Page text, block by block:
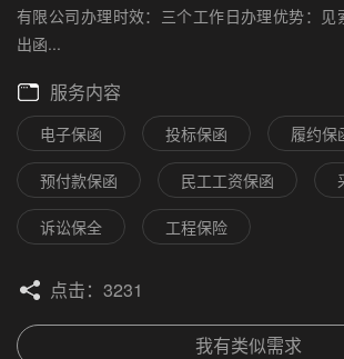
有限公司办理时效：三个工作日办理优势：见
出函...
服务内容
电子保函 投标保函 履约保
预付款保函 民工工资保函
诉讼保全 工程保险
点击：3231
我有类似需求